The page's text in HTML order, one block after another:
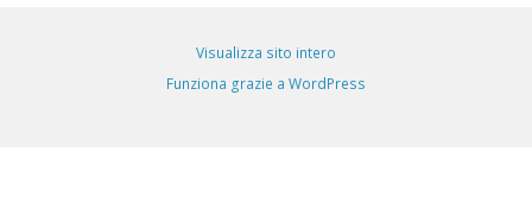
Visualizza sito intero
Funziona grazie a WordPress